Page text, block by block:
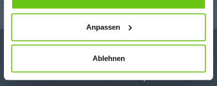
Daten verarbeitet, die für den Besuch unserer Website
jederzeit ändern, indem Sie auf die Schaltfläche unten
links klicken. Weitere Informationen zur Datennutzung
Anpassen
Ablehnen
Kontakt
Newsletter abonnieren
Aktionen und neue Produkte aus unserem Shop informiert zu